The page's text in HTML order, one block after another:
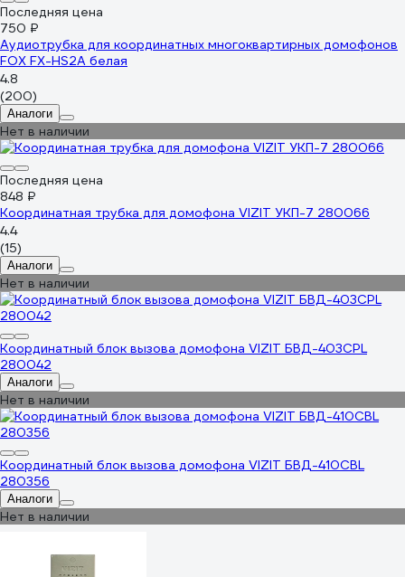
Последняя цена
750 ₽
Аудиотрубка для координатных многоквартирных домофонов
FOX FX-HS2A белая
4.8
(200)
Аналоги
Нет в наличии
Последняя цена
848 ₽
Координатная трубка для домофона VIZIT УКП-7 280066
4.4
(15)
Аналоги
Нет в наличии
Координатный блок вызова домофона VIZIT БВД-403CPL
280042
Аналоги
Нет в наличии
Координатный блок вызова домофона VIZIT БВД-410CBL
280356
Аналоги
Нет в наличии